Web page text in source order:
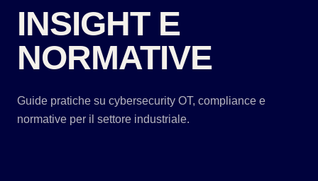
INSIGHT E
NORMATIVE
Guide pratiche su cybersecurity OT, compliance e
normative per il settore industriale.